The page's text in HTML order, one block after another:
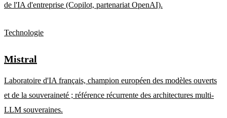
de l'IA d'entreprise (Copilot, partenariat OpenAI).
Technologie
Mistral
Laboratoire d'IA français, champion européen des modèles ouverts
et de la souveraineté ; référence récurrente des architectures multi-
LLM souveraines.